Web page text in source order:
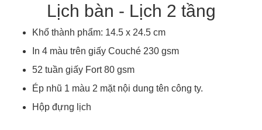
Lịch bàn - Lịch 2 tầng
Khổ thành phẩm: 14.5 x 24.5 cm
In 4 màu trên giấy Couché 230 gsm
52 tuần giấy Fort 80 gsm
Ép nhũ 1 màu 2 mặt nội dung tên công ty.
Hộp đựng lịch